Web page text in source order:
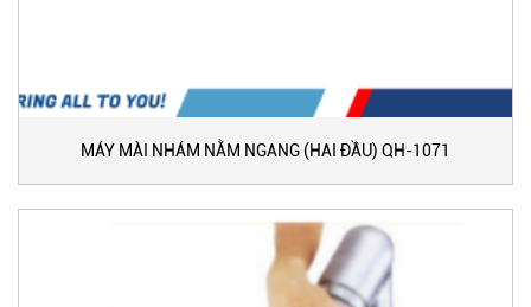
MÁY MÀI NHÁM NẰM NGANG (HAI ĐẦU) QH-1071